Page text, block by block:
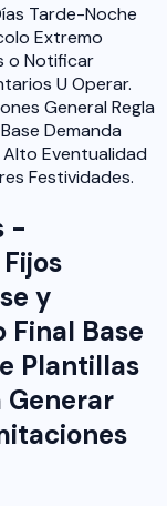
Tarde-Noche
Extremo
o Notificar
U Operar.
General Regla
Demanda
Eventualidad
Festividades.
-
y
Base
Plantillas
Generar